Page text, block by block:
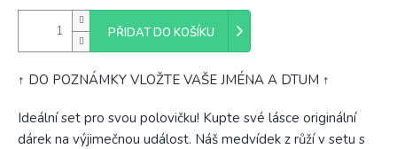
PŘIDAT DO KOŠÍKU
↑ DO POZNÁMKY VLOŽTE VAŠE JMÉNA A DTUM ↑
Ideální set pro svou polovičku! Kupte své lásce originální
dárek na výjimečnou událost. Náš medvídek z růží v setu s